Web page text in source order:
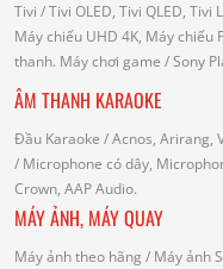
Tivi / Tivi OLED, Tivi QLED, Tivi
Máy chiếu UHD 4K, Máy chiếu
thanh. Máy chơi game / Sony
ÂM THANH KARAOKE
Đầu Karaoke / Acnos, Arirang,
/ Microphone có dây,
Crown, AAP Audio.
MÁY ẢNH, MÁY QUAY
Máy ảnh theo hãng / Máy ảnh